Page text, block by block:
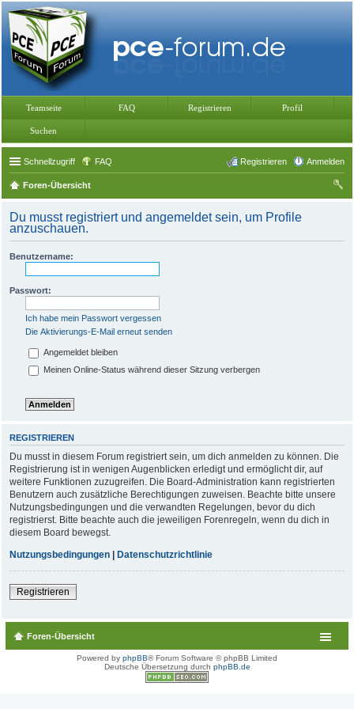
Teamseite FAQ Registrieren Profil
Suchen
Schnellzugriff FAQ Anmelden
Registrieren
Foren-Übersicht
Du musst registriert und angemeldet sein, um Profile
anzuschauen.
Benutzername:
Passwort:
Ich habe mein Passwort vergessen
Die Aktivierungs-E-Mail erneut senden
Angemeldet bleiben
Meinen Online-Status während dieser Sitzung verbergen
REGISTRIEREN
Du musst in diesem Forum registriert sein, um dich anmelden zu können. Die
Registrierung ist in wenigen Augenblicken erledigt und ermöglicht dir, auf
weitere Funktionen zuzugreifen. Die Board-Administration kann registrierten
Benutzern auch zusätzliche Berechtigungen zuweisen. Beachte bitte unsere
Nutzungsbedingungen und die verwandten Regelungen, bevor du dich
registrierst. Bitte beachte auch die jeweiligen Forenregeln, wenn du dich in
diesem Board bewegst.
Nutzungsbedingungen | Datenschutzrichtlinie
Registrieren
Foren-Übersicht
Powered by phpBB® Forum Software © phpBB Limited
Deutsche Übersetzung durch phpBB.de